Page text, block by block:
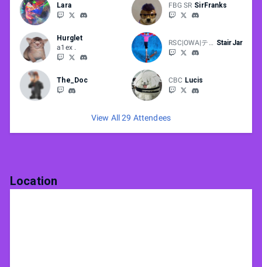
Lara FBG SR SirFranks
Hurglet
a1ex .
RSC|OWA|テア StairJar
The_Doc CBC Lucis
View All 29 Attendees
Location